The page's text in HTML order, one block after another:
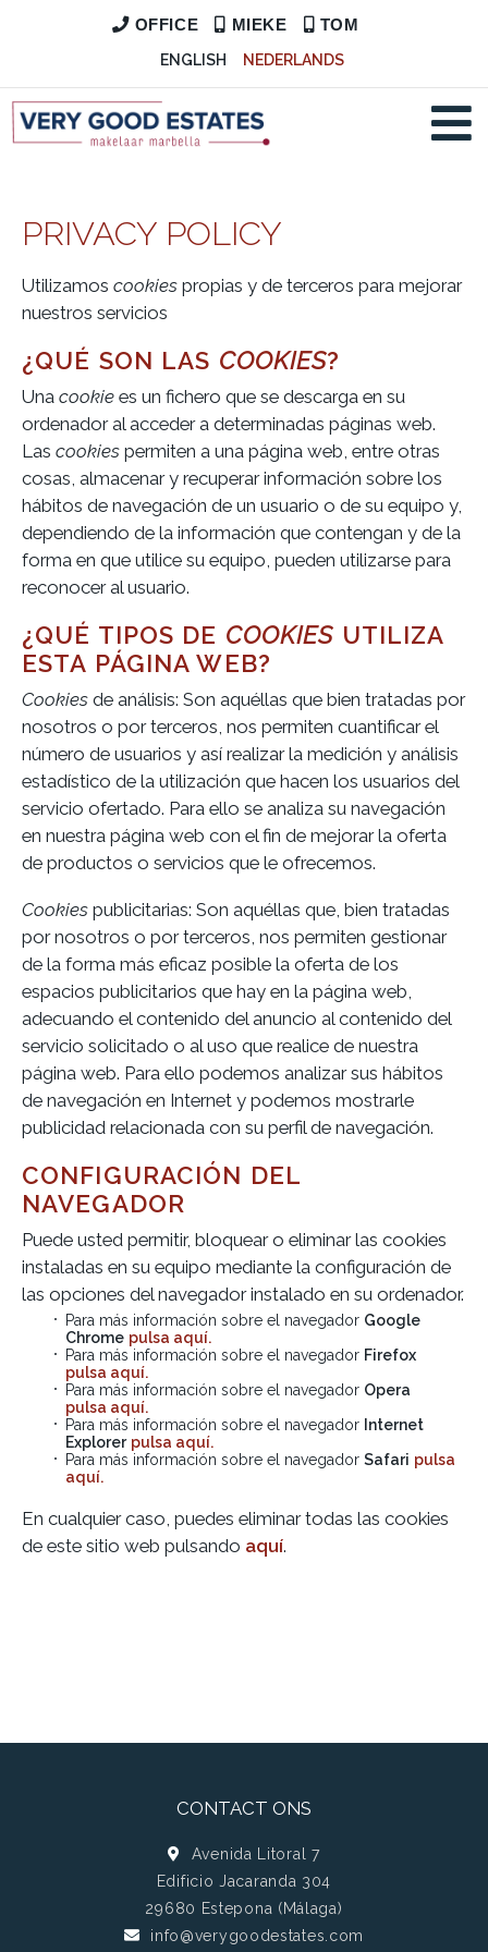
OFFICE MIEKE TOM
ENGLISH NEDERLANDS
PRIVACY POLICY
Utilizamos cookies propias y de terceros para mejorar
nuestros servicios
¿QUÉ SON LAS COOKIES?
Una cookie es un fichero que se descarga en su
ordenador al acceder a determinadas páginas web.
Las cookies permiten a una página web, entre otras
cosas, almacenar y recuperar información sobre los
hábitos de navegación de un usuario o de su equipo y,
dependiendo de la información que contengan y de la
forma en que utilice su equipo, pueden utilizarse para
reconocer al usuario.
¿QUÉ TIPOS DE COOKIES UTILIZA
ESTA PÁGINA WEB?
Cookies de análisis: Son aquéllas que bien tratadas por
nosotros o por terceros, nos permiten cuantificar el
número de usuarios y así realizar la medición y análisis
estadístico de la utilización que hacen los usuarios del
servicio ofertado. Para ello se analiza su navegación
en nuestra página web con el fin de mejorar la oferta
de productos o servicios que le ofrecemos.
Cookies publicitarias: Son aquéllas que, bien tratadas
por nosotros o por terceros, nos permiten gestionar
de la forma más eficaz posible la oferta de los
espacios publicitarios que hay en la página web,
adecuando el contenido del anuncio al contenido del
servicio solicitado o al uso que realice de nuestra
página web. Para ello podemos analizar sus hábitos
de navegación en Internet y podemos mostrarle
publicidad relacionada con su perfil de navegación.
CONFIGURACIÓN DEL
NAVEGADOR
Puede usted permitir, bloquear o eliminar las cookies
instaladas en su equipo mediante la configuración de
las opciones del navegador instalado en su ordenador.
Para más información sobre el navegador Google
Chrome pulsa aquí.
Para más información sobre el navegador Firefox
pulsa aquí.
Para más información sobre el navegador Opera
pulsa aquí.
Para más información sobre el navegador Internet
Explorer pulsa aquí.
Para más información sobre el navegador Safari pulsa
aquí.
En cualquier caso, puedes eliminar todas las cookies
de este sitio web pulsando aquí.
CONTACT ONS
Avenida Litoral 7
Edificio Jacaranda 304
29680 Estepona (Málaga)
info@verygoodestates.com